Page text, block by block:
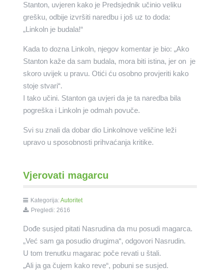
Stanton, uvjeren kako je Predsjednik učinio veliku
grešku, odbije izvršiti naredbu i još uz to doda:
„Linkoln je budala!“
Kada to dozna Linkoln, njegov komentar je bio: „Ako
Stanton kaže da sam budala, mora biti istina, jer on je
skoro uvijek u pravu. Otići ću osobno provjeriti kako
stoje stvari“.
I tako učini. Stanton ga uvjeri da je ta naredba bila
pogreška i Linkoln je odmah povuče.
Svi su znali da dobar dio Linkolnove veličine leži
upravo u sposobnosti prihvaćanja kritike.
Vjerovati magarcu
Kategorija:Autoritet
Pregledi: 2616
Dođe susjed pitati Nasrudina da mu posudi magarca.
„Već sam ga posudio drugima“, odgovori Nasrudin.
U tom trenutku magarac poče revati u štali.
„Ali ja ga čujem kako reve“, pobuni se susjed.